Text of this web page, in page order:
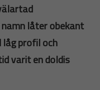
låter obekant
profil och
varit en doldis